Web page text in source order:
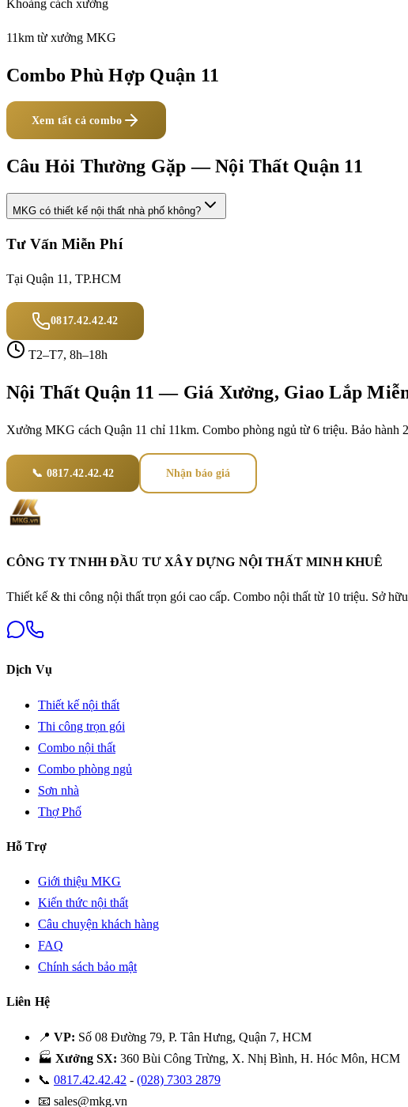
Khoảng cách xưởng
11km từ xưởng MKG
Combo Phù Hợp Quận 11
Xem tất cả combo
Câu Hỏi Thường Gặp — Nội Thất Quận 11
MKG có thiết kế nội thất nhà phố không?
Tư Vấn Miễn Phí
Tại Quận 11 , TP.HCM
0817.42.42.42
T2–T7, 8h–18h
Nội Thất Quận 11 — Giá Xưởng, Giao Lắp
Xưởng MKG cách Quận 11 chỉ 11km. Combo phòng ngủ từ 6 triệu. Bảo hành
📞 0817.42.42.42 Nhận báo giá
CÔNG TY TNHH ĐẦU TƯ XÂY DỰNG NỘI THẤT MINH KHUÊ
Thiết kế & thi công nội thất trọn gói cao cấp. Combo nội thất từ 10 triệu. Sở
Dịch Vụ
Thiết kế nội thất
Thi công trọn gói
Combo nội thất
Combo phòng ngủ
Sơn nhà
Thợ Phố
Hỗ Trợ
Giới thiệu MKG
Kiến thức nội thất
Câu chuyện khách hàng
FAQ
Chính sách bảo mật
Liên Hệ
📍 VP: Số 08 Đường 79, P. Tân Hưng, Quận 7, HCM
🏭 Xưởng SX: 360 Bùi Công Trừng, X. Nhị Bình, H. Hóc Môn, HCM
📞 0817.42.42.42 - (028) 7303 2879
📧 sales@mkg.vn